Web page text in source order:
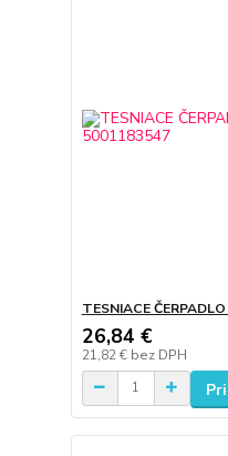
TESNIACE
26,84 €
21,82 € bez DPH